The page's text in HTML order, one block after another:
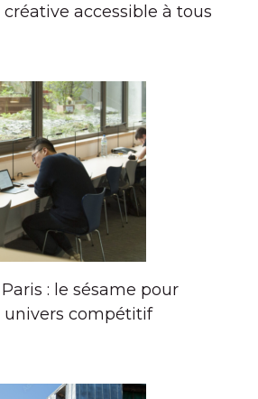
accessible à tous
: le sésame pour
univers compétitif